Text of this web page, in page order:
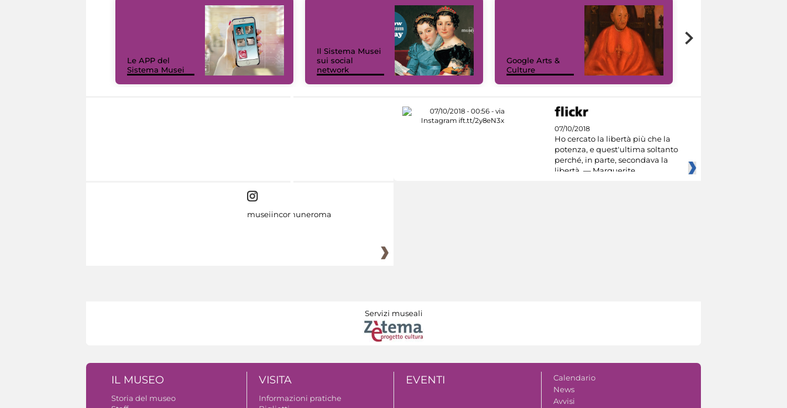
Le APP del
Sistema Musei
Il Sistema Musei
sui social
network
Google Arts &
Culture
07/10/2018
Ho cercato la libertà più che la
potenza, e quest'ultima soltanto
perché, in parte, secondava la
libertà. — Marguerite
museiincomuneroma
Servizi museali
IL MUSEO
Storia del museo
VISITA
Informazioni pratiche
EVENTI
Calendario
News
Avvisi